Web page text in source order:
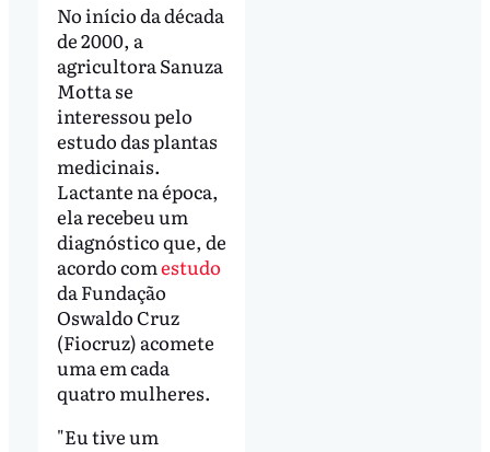
No início da década
de 2000, a
agricultora Sanuza
Motta se
interessou pelo
estudo das plantas
medicinais.
Lactante na época,
ela recebeu um
diagnóstico que, de
acordo comestudo
da Fundação
Oswaldo Cruz
(Fiocruz) acomete
uma em cada
quatro mulheres.
"Eu tive um